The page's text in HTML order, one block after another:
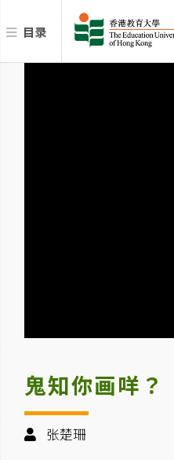
目录
鬼知你画咩？
张楚珊